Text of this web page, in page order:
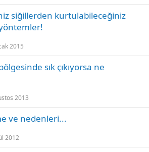
siğillerden kurtulabileceğiniz
2015
sık çıkıyorsa ne
2013
ve nedenleri...
2012